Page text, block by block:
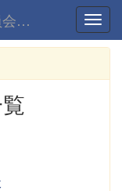
埼玉県 大里郡 寄居町教育委員会-home